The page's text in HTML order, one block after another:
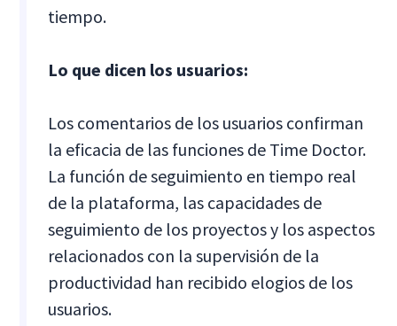
tiempo.
Lo que dicen los usuarios:
Los comentarios de los usuarios confirman
la eficacia de las funciones de Time Doctor.
La función de seguimiento en tiempo real
de la plataforma, las capacidades de
seguimiento de los proyectos y los aspectos
relacionados con la supervisión de la
productividad han recibido elogios de los
usuarios.